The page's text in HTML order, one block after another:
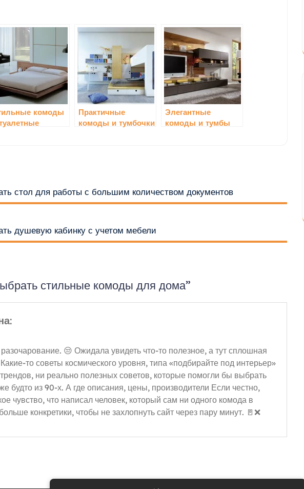
комоды
Практичные
комоды и тумбочки
Элегантные
комоды и тумбы
стол для работы с большим количеством документов
душевую кабинку с учетом мебели
стильные комоды для дома”
:
😒 Ожидала увидеть что-то полезное, а тут сплошная
то советы космического уровня, типа «подбирайте под интерьер»
ни реально полезных советов, которые помогли бы выбрать
будто из 90-х. А где описания, цены, производители Если честно,
чувство, что написал человек, который сам ни одного комода в
конкретики, чтобы не захлопнуть сайт через пару минут. 🚪❌